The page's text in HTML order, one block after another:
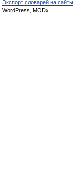
Экспорт словарей на сайты
WordPress, MODx.